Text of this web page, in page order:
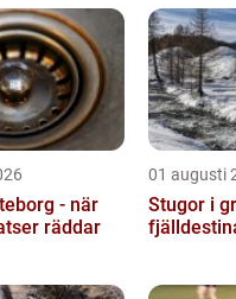
- när
räddar
01 augusti
Stugor i